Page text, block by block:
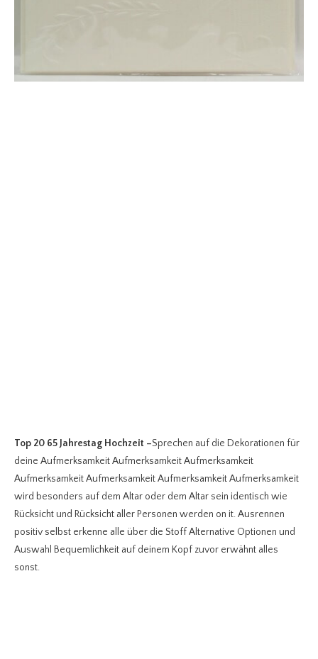
Top 20 65 Jahrestag Hochzeit –Sprechen auf die Dekorationen für
deine Aufmerksamkeit Aufmerksamkeit Aufmerksamkeit
Aufmerksamkeit Aufmerksamkeit Aufmerksamkeit Aufmerksamkeit
wird besonders auf dem Altar oder dem Altar sein identisch wie
Rücksicht und Rücksicht aller Personen werden on it. Ausrennen
positiv selbst erkenne alle über die Stoff Alternative Optionen und
Auswahl Bequemlichkeit auf deinem Kopf zuvor erwähnt alles
sonst.